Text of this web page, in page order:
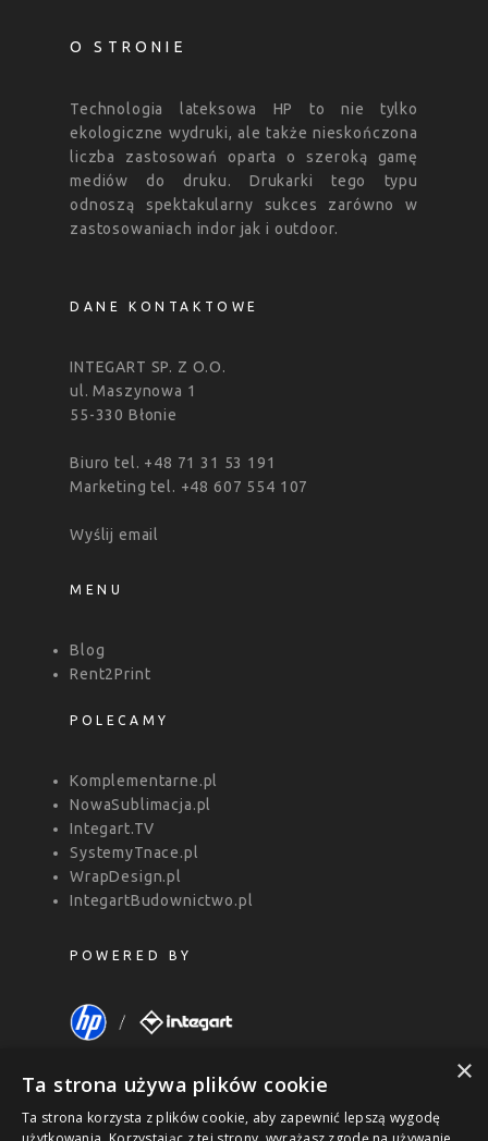
O STRONIE
Technologia lateksowa HP to nie tylko
ekologiczne wydruki, ale także nieskończona
liczba zastosowań oparta o szeroką gamę
mediów do druku. Drukarki tego typu
odnoszą spektakularny sukces zarówno w
zastosowaniach indor jak i outdoor.
DANE KONTAKTOWE
INTEGART SP. Z O.O.
ul. Maszynowa 1
55-330 Błonie
Biuro tel. +48 71 31 53 191
Marketing tel. +48 607 554 107
Wyślij email
MENU
Blog
Rent2Print
POLECAMY
Komplementarne.pl
NowaSublimacja.pl
Integart.TV
SystemyTnace.pl
WrapDesign.pl
IntegartBudownictwo.pl
POWERED BY
×
Ta strona używa plików cookie
Ta strona korzysta z plików cookie, aby zapewnić lepszą wygodę